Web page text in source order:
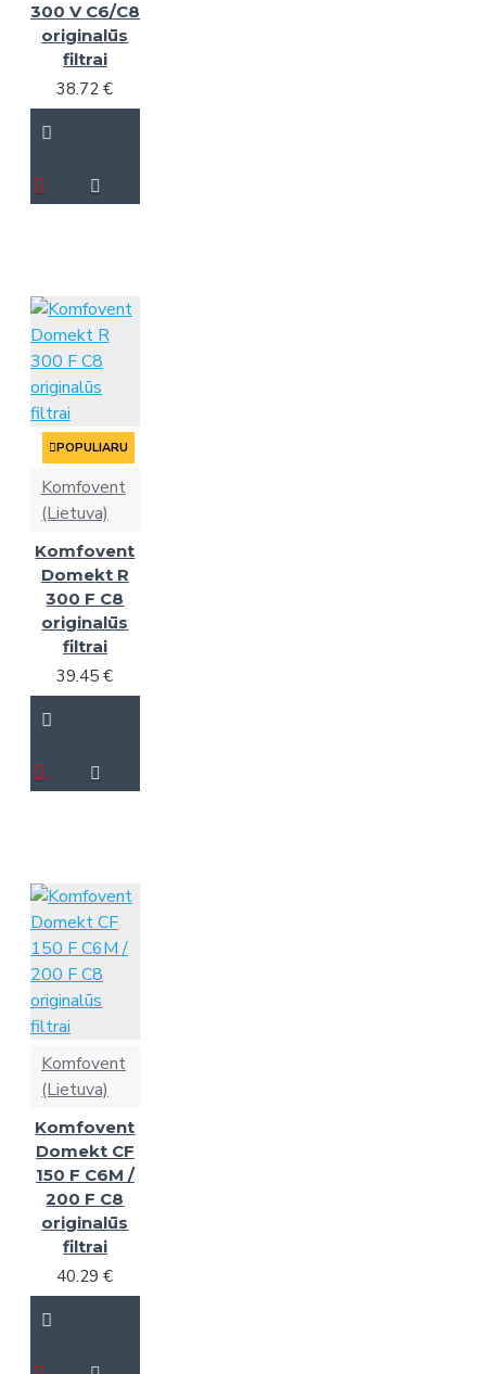
300 V C6/C8
originalūs
filtrai
38.72 €
POPULIARU
Komfovent
(Lietuva)
Komfovent
Domekt R
300 F C8
originalūs
filtrai
39.45 €
Komfovent
(Lietuva)
Komfovent
Domekt CF
150 F C6M /
200 F C8
originalūs
filtrai
40.29 €